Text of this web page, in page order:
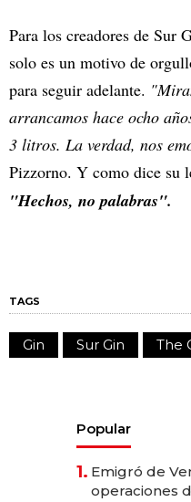
Para los creadores de Sur
solo es un motivo de
para seguir adelante.
arrancamos hace ocho
3 litros. La verdad, nos
Pizzorno. Y como dice su
"Hechos, no palabras".
TAGS
Gin Sur Gin The
Popular
1. Emigró de
operaciones